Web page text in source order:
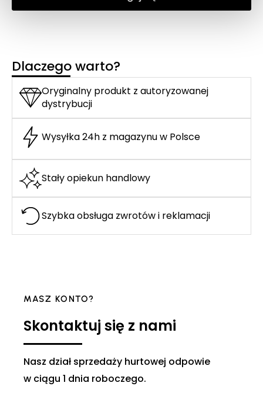
Dlaczego warto?
Oryginalny produkt z autoryzowanej
dystrybucji
Wysyłka 24h z magazynu w Polsce
Stały opiekun handlowy
Szybka obsługa zwrotów i reklamacji
MASZ KONTO?
Skontaktuj się z nami
Nasz dział sprzedaży hurtowej odpowie
w ciągu 1 dnia roboczego.